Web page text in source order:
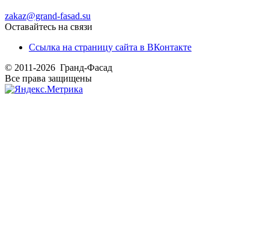
zakaz@grand-fasad.su
Оставайтесь на связи
Ссылка на страницу сайта в ВКонтакте
© 2011-2026 Гранд-Фасад
Все права защищены